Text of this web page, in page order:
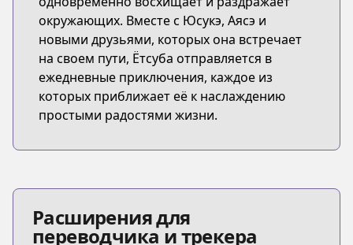
окружающих. Вместе с Юсукэ, Аясэ и
новыми друзьями, которых она встречает
на своем пути, Ётсуба отправляется в
ежедневные приключения, каждое из
которых приближает её к наслаждению
простыми радостями жизни.
Расширения для
переводчика и трекера